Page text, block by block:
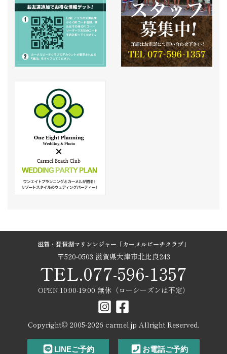
滋賀・琵琶湖マリンレジャー「カーメルビーチクラブ」
〒520-0503 滋賀県大津市北比良243
TEL.077-596-1357
OPEN.10:00-19:00 無休（ローシーズンは不定）
Copyright© 2005-2026 carmel.jp Allright Reserved.
LINEご予約 お電話ご予約